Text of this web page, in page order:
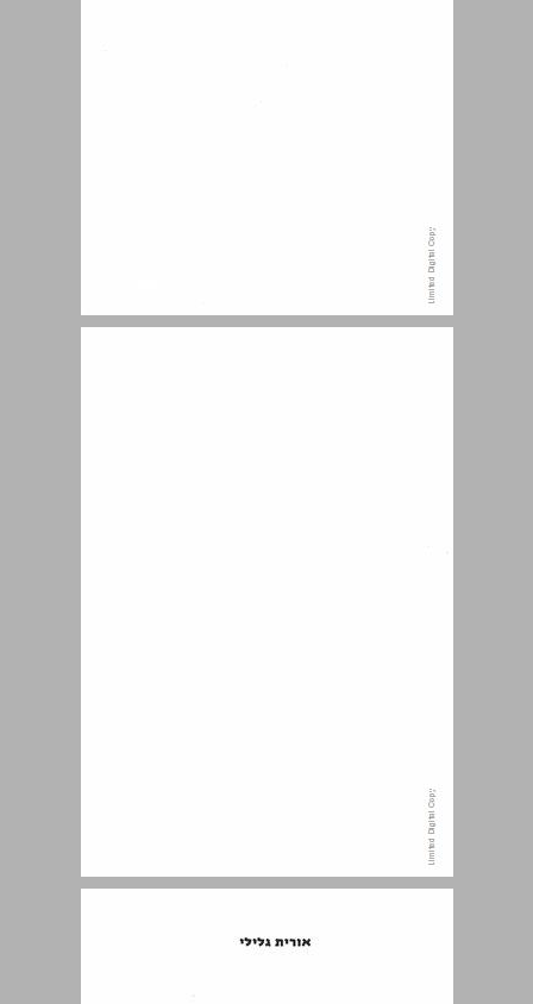
תוכן העניינים ... 3